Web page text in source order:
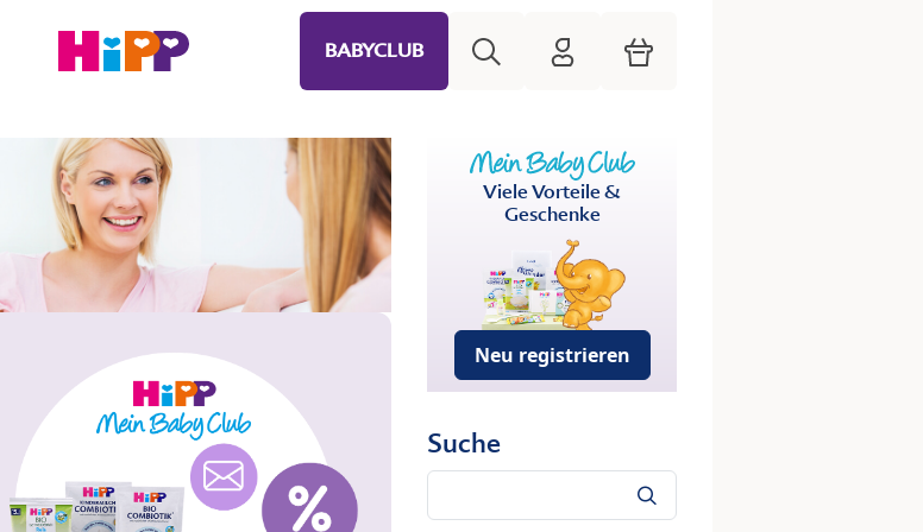
BABYCLUB HiPP Mein Babyclub
Warenkorb
Viele Vorteile &
Geschenke
Neu registrieren
Suche